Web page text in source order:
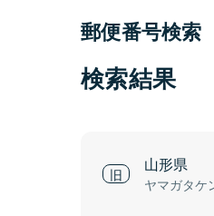
郵便番号検索
検索結果
山形県
ヤマガタケ